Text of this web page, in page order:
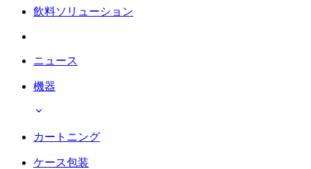
飲料ソリューション
ニュース
機器
カートニング
ケース包装